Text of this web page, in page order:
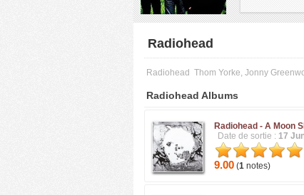
Radiohead
Radiohead Thom Yorke, Jonny
Radiohead Albums
Radiohead - A Moon
Date de sortie : 17
9.00 (1 notes)